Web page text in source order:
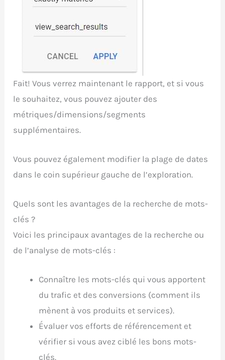
Fait! Vous verrez maintenant le rapport, et si vous
le souhaitez, vous pouvez ajouter des
métriques/dimensions/segments
supplémentaires.
Vous pouvez également modifier la plage de dates
dans le coin supérieur gauche de l’exploration.
Quels sont les avantages de la recherche de mots-
clés ?
Voici les principaux avantages de la recherche ou
de l’analyse de mots-clés :
Connaître les mots-clés qui vous apportent
du trafic et des conversions (comment ils
mènent à vos produits et services).
Évaluer vos efforts de référencement et
vérifier si vous avez ciblé les bons mots-
clés.